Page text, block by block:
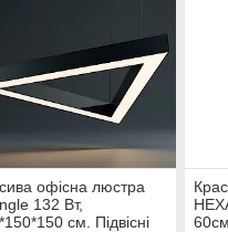
офісна люстра
132 Вт,
см. Підвісні